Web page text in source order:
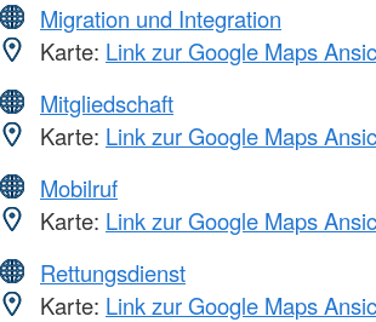
Migration und Integration
Karte: Link zur Google Maps
Mitgliedschaft
Karte: Link zur Google Maps
Mobilruf
Karte: Link zur Google Maps
Rettungsdienst
Karte: Link zur Google Maps